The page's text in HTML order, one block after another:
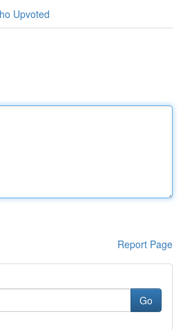
Upvoted
Report Page
Go